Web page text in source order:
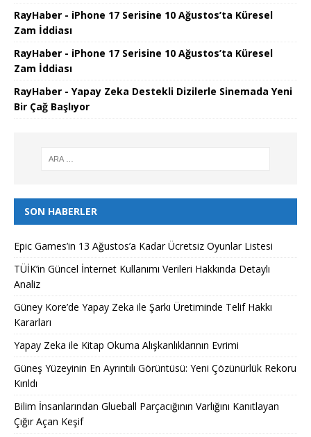
RayHaber - iPhone 17 Serisine 10 Ağustos’ta Küresel
Zam İddiası
RayHaber - iPhone 17 Serisine 10 Ağustos’ta Küresel
Zam İddiası
RayHaber - Yapay Zeka Destekli Dizilerle Sinemada Yeni
Bir Çağ Başlıyor
SON HABERLER
Epic Games’in 13 Ağustos’a Kadar Ücretsiz Oyunlar Listesi
TÜİK’in Güncel İnternet Kullanımı Verileri Hakkında Detaylı
Analiz
Güney Kore’de Yapay Zeka ile Şarkı Üretiminde Telif Hakkı
Kararları
Yapay Zeka ile Kitap Okuma Alışkanlıklarının Evrimi
Güneş Yüzeyinin En Ayrıntılı Görüntüsü: Yeni Çözünürlük Rekoru
Kırıldı
Bilim İnsanlarından Glueball Parçacığının Varlığını Kanıtlayan
Çığır Açan Keşif